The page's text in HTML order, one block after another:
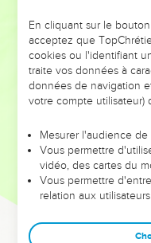
NE
DE
ET SI LEURS
leur foi ou leur vision.
et les saisons difficiles
sont elles
Dans cette conférence,
clés pour avancer avec
En cliquant sur le
acceptez que
cookies ou l'identifiant
traite vos données à
données de navigation
votre compte utilisateur)
Mesurer l'audience
Vous permettre
vidéo, des cartes du
Vous permettre
relation aux utilisateurs.